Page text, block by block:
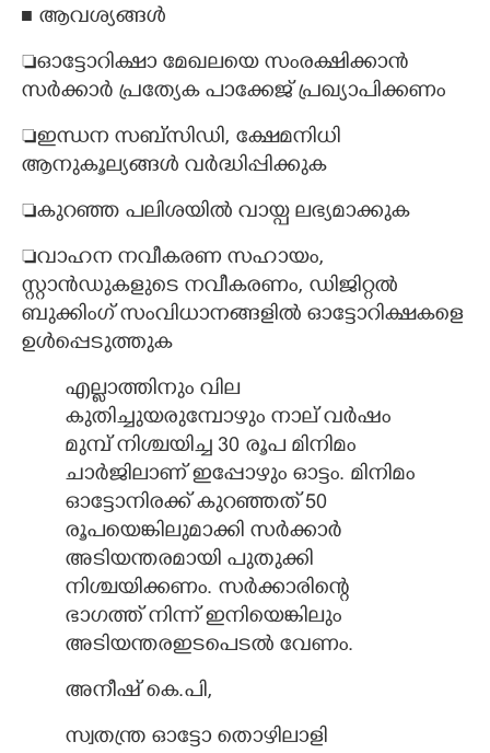
■ ആവശ്യങ്ങൾ
ഓട്ടോറിക്ഷാ മേഖലയെ സംരക്ഷിക്കാൻ
സർക്കാർ പ്രത്യേക പാക്കേജ് പ്രഖ്യാപിക്കണം
ഇന്ധന സബ്സിഡി, ക്ഷേമനിധി
ആനുകൂല്യങ്ങൾ വർദ്ധിപ്പിക്കുക
കുറഞ്ഞ പലിശയിൽ വായ്പ ലഭ്യമാക്കുക
വാഹന നവീകരണ സഹായം,
സ്റ്റാൻഡുകളുടെ നവീകരണം, ഡിജിറ്റൽ
ബുക്കിംഗ് സംവിധാനങ്ങളിൽ ഓട്ടോറിക്ഷകളെ
ഉൾപ്പെടുത്തുക
എല്ലാത്തിനും വില
കുതിച്ചുയരുമ്പോഴും നാല് വർഷം
മുമ്പ് നിശ്ചയിച്ച 30 രൂപ മിനിമം
ചാർജിലാണ് ഇപ്പോഴും ഓട്ടം. മിനിമം
ഓട്ടോനിരക്ക് കുറഞ്ഞത് 50
രൂപയെങ്കിലുമാക്കി സർക്കാർ
അടിയന്തരമായി പുതുക്കി
നിശ്ചയിക്കണം. സർക്കാരിന്റെ
ഭാഗത്ത് നിന്ന് ഇനിയെങ്കിലും
അടിയന്തരഇടപെടൽ വേണം.
അനീഷ് കെ.പി,
സ്വതന്ത്ര ഓട്ടോ തൊഴിലാളി